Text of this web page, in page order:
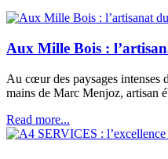
Aux Mille Bois :
Au cœur des paysages intenses
mains de Marc Menjoz, artisan
Read more...